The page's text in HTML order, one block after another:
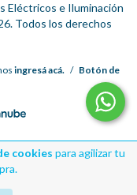
cookies para agilizar tu
Eléctricos e Iluminación
Todos los derechos
ingresá acá. / Botón de